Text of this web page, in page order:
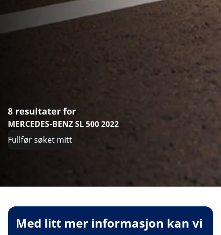
8 resultater for
MERCEDES-BENZ SL 500 2022
Fullfør søket mitt
Med litt mer informasjon kan vi